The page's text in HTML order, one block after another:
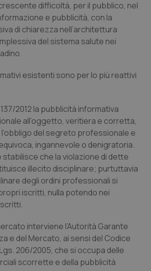
di Trento
& Scompenso
& patologie neurodegenerative
Nutrizione
difficoltà, per il pubblico, nel
e pubblicità, con la
di chiarezza nell’architettura
del sistema salute nei
esistenti sono per lo più reattivi
137/2012 la pubblicità informativa
all’oggetto, veritiera e corretta,
del segreto professionale e
ingannevole o denigratoria.
che la violazione di dette
illecito disciplinare; purtuttavia
degli ordini professionali si
iscritti, nulla potendo nei
interviene l’Autorità Garante
e del Mercato, ai sensi del Codice
206/2005, che si occupa delle
scorrette e della pubblicità